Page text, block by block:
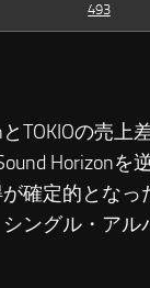
493
TOKIOの売上
Horizonを
確定的となっ
ングル・アル